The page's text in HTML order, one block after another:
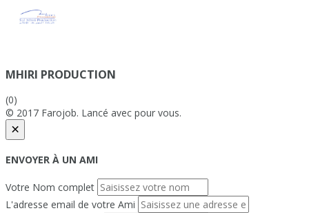
MHIRI PRODUCTION
(0)
© 2017 Farojob. Lancé avec pour vous.
×
ENVOYER À UN AMI
Votre Nom complet
L'adresse email de votre Ami